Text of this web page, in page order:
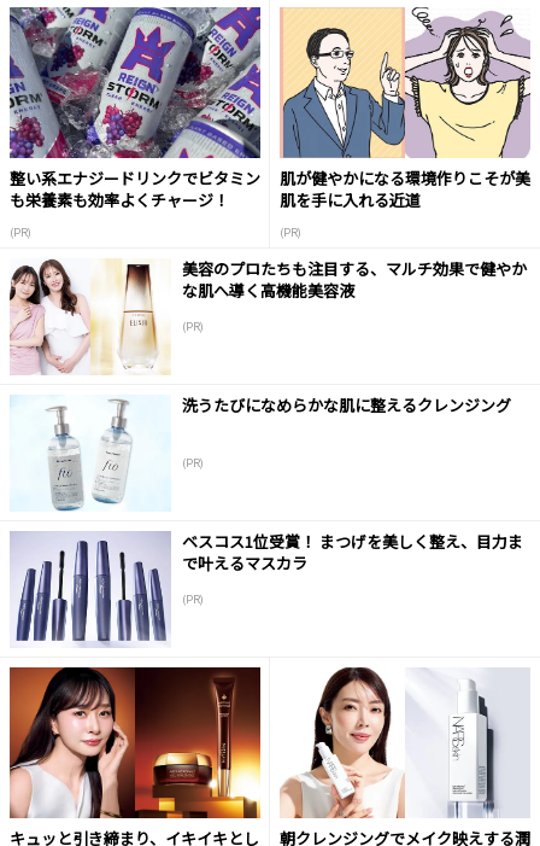
整い系エナジードリンクでビタミン
も栄養素も効率よくチャージ！
(PR)
肌が健やかになる環境作りこそが美
肌を手に入れる近道
(PR)
美容のプロたちも注目する、マルチ効果で健やか
な肌へ導く高機能美容液
(PR)
洗うたびになめらかな肌に整えるクレンジング
(PR)
ベスコス1位受賞！ まつげを美しく整え、目力ま
で叶えるマスカラ
(PR)
キュッと引き締まり、イキイキとし
朝クレンジングでメイク映えする潤